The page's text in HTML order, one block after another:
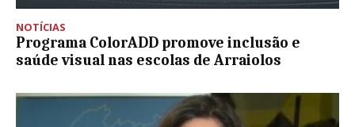
NOTÍCIAS
Programa ColorADD promove inclusão e
saúde visual nas escolas de Arraiolos